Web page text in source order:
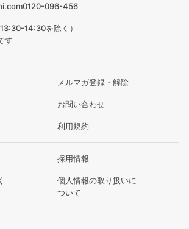
0120-096-456
14:30を除く）
す
メルマガ登録・解除
お問い合わせ
利用規約
採用情報
個人情報の取り扱いに
ついて